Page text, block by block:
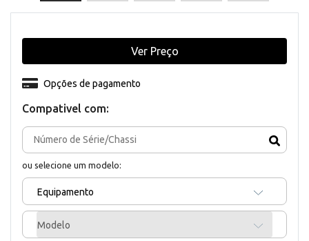
Compativel com:
ou selecione um modelo:
Equipamento
Modelo
Opções de pagamento
Ver Preço